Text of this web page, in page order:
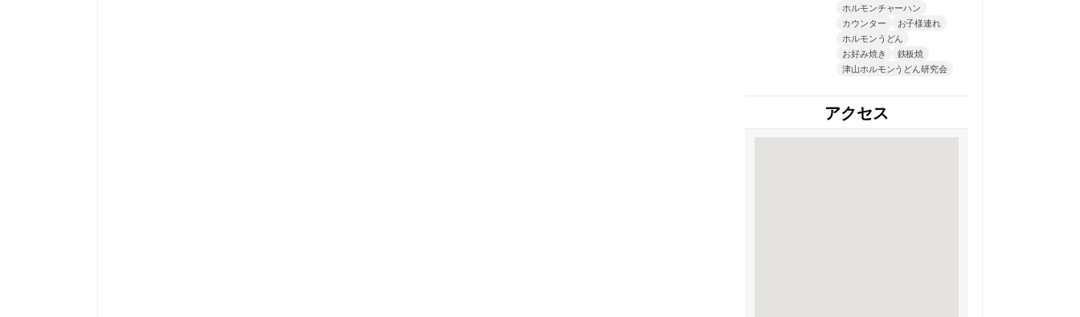
ホルモンチャーハン
カウンター
お子様連れ
ホルモンうどん
お好み焼き
鉄板焼
津山ホルモンうどん研究会
アクセス